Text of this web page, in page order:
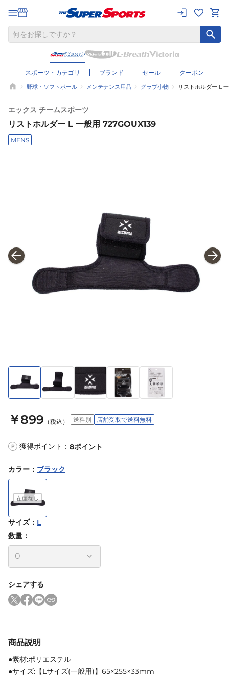
スポーツ・カテゴリ ブランド セール クーポン
野球・ソフトボール メンテナンス用品 グラブ小物 リストホルダー L
エックス チームスポーツ
リストホルダー L 一般用 727GOUX139
MENS
￥899 （税込） 送料別 店舗受取で送料無料
P 獲得ポイント： 8ポイント
カラー ： ブラック
サイズ： L
数量：
シェアする
商品説明
●素材:ポリエステル
●サイズ:【Lサイズ(一般用)】65×255×33mm